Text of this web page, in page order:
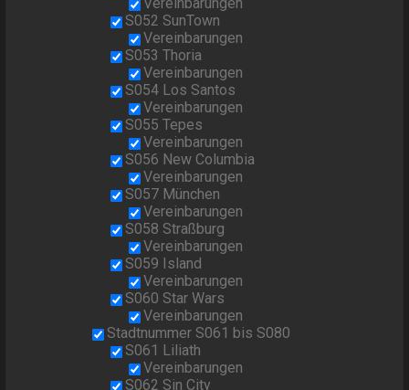
Vereinbarungen
S052 SunTown
Vereinbarungen
S053 Thoria
Vereinbarungen
S054 Los Santos
Vereinbarungen
S055 Tepes
Vereinbarungen
S056 New Columbia
Vereinbarungen
S057 München
Vereinbarungen
S058 Straßburg
Vereinbarungen
S059 Island
Vereinbarungen
S060 Star Wars
Vereinbarungen
Stadtnummer S061 bis S080
S061 Liliath
Vereinbarungen
S062 Sin City